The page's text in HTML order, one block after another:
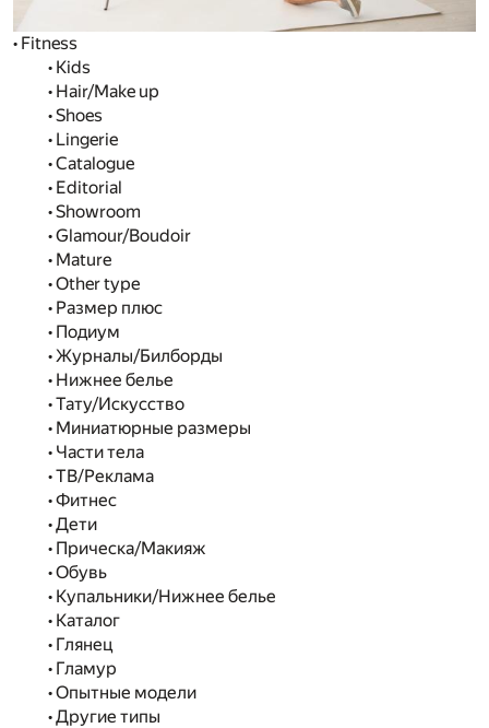
• Fitness
• Kids
• Hair/Make up
• Shoes
• Lingerie
• Catalogue
• Editorial
• Showroom
• Glamour/Boudoir
• Mature
• Other type
• Размер плюс
• Подиум
• Журналы/Билборды
• Нижнее белье
• Тату/Искусство
• Миниатюрные размеры
• Части тела
• ТВ/Реклама
• Фитнес
• Дети
• Прическа/Макияж
• Обувь
• Купальники/Нижнее белье
• Каталог
• Глянец
• Гламур
• Опытные модели
• Другие типы